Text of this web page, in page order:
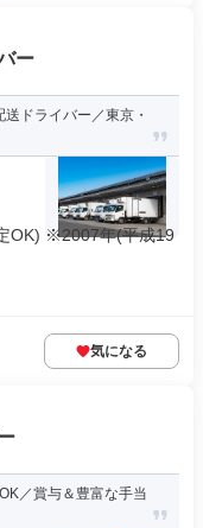
ー
ドライバー／東京・
OK) ※2007年(平成19
気になる
／賞与＆豊富な手当